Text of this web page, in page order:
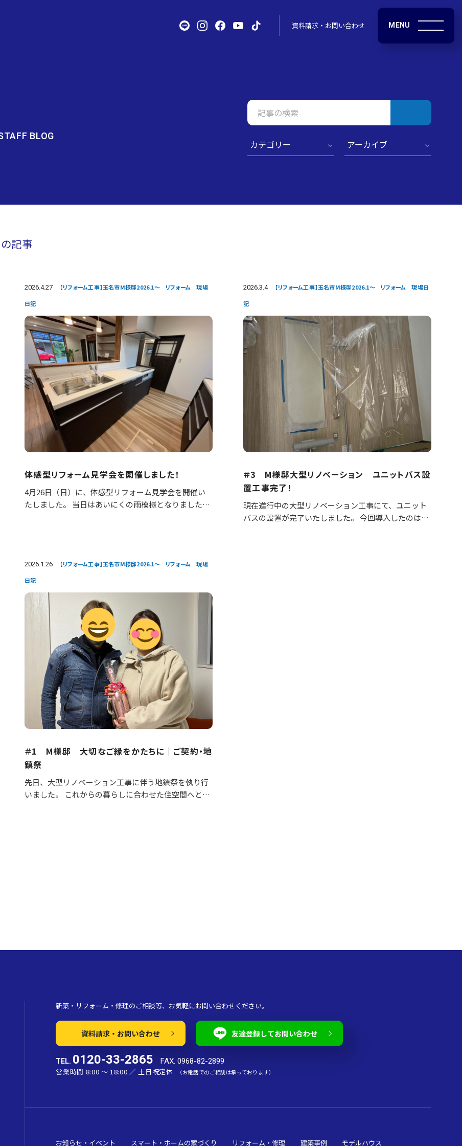
資料請求・お問い合わせ MENU
BLOG
索
記事
2026.4.27
【リフォーム工事】玉名市M様邸2026.1～ リフォーム 現場
日記
体感型リフォーム見学会を開催しました！
4月26日（日）に、体感型リフォーム見学会を開催い
たしました。 当日はあいにくの雨模様となりました
2026.3.4
【リフォーム工事】玉名市M様邸2026.1～ リフォーム 現場日
記
＃3 M様邸大型リノベーション ユニットバス設
置工事完了！
現在進行中の大型リノベーション工事にて、ユニット
バスの設置が完了いたしました。 今回導入したのは、
2026.1.26
【リフォーム工事】玉名市M様邸2026.1～ リフォーム 現場
日記
＃1 M様邸 大切なご縁をかたちに｜ご契約・地
鎮祭
先日、大型リノベーション工事に伴う地鎮祭を執り行
いました。 これからの暮らしに合わせた住空間へと、
新築・リフォーム・修理のご相談等、お気軽にお問い合わせください。
資料請求・お問い合わせ 友達登録してお問い合わせ
TEL. 0120-33-2865 FAX. 0968-82-2899
営業時間 8:00 〜 18:00 ／ 土日祝定休 （お電話でのご相談は承っております）
お知らせ・イベント スマート・ホームの家づくり リフォーム・修理 建築事例 モデルハウス